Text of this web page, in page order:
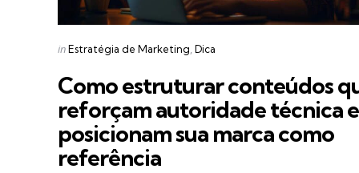
Categories
Posted
inEstratégia de Marketing Dica
Como estruturar conteúdos
reforçam autoridade técnica e
posicionam sua marca como
referência